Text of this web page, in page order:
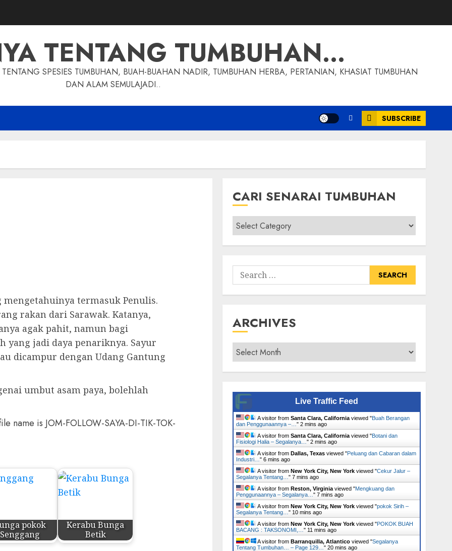
TENTANG TUMBUHAN…
SPESIES TUMBUHAN, BUAH-BUAHAN NADIR, TUMBUHAN HERBA, PERTANIAN, KHASIAT TUMBUHAN
DAN ALAM SEMULAJADI..
SUBSCRIBE
mengetahuinya termasuk Penulis.
rakan dari Sarawak. Katanya,
agak pahit, namun bagi
jadi daya penariknya. Sayur
dicampur dengan Udang Gantung
umbut asam paya, bolehlah
pokok
Senggang
Kerabu Bunga
Betik
CARI SENARAI TUMBUHAN
Cari
Senarai
Tumbuhan
Search
for:
ARCHIVES
Archives
Live Traffic Feed
A visitor from Santa Clara, Californiaviewed "Buah Berangan
dan Penggunaannya –… " 2 mins ago
A visitor from Santa Clara, Californiaviewed "Botani dan
Fisiologi Halia – Segalanya… " 2 mins ago
A visitor from Dallas, Texasviewed "Peluang dan Cabaran dalam
Industri… " 6 mins ago
A visitor from New York City, New Yorkviewed "Cekur Jalur –
Segalanya Tentang… " 7 mins ago
A visitor from Reston, Virginiaviewed "Mengkuang dan
Penggunaannya – Segalanya… " 7 mins ago
A visitor from New York City, New Yorkviewed "pokok Sirih –
Segalanya Tentang… " 10 mins ago
A visitor from New York City, New Yorkviewed "POKOK BUAH
BACANG : TAKSONOMI,… " 11 mins ago
A visitor from Barranquilla, Atlanticoviewed "Segalanya
Tentang Tumbuhan… – Page 129… " 20 mins ago